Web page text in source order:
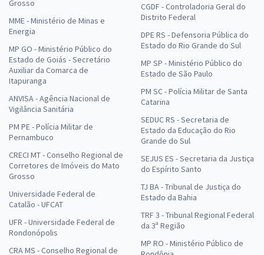
Grosso
MME - Ministério de Minas e
Energia
MP GO - Ministério Público do
Estado de Goiás - Secretário
Auxiliar da Comarca de
Itapuranga
ANVISA - Agência Nacional de
Vigilância Sanitária
PM PE - Polícia Militar de
Pernambuco
CRECI MT - Conselho Regional de
Corretores de Imóveis do Mato
Grosso
Universidade Federal de
Catalão - UFCAT
UFR - Universidade Federal de
Rondonópolis
CRA MS - Conselho Regional de
CGDF - Controladoria Geral do
Distrito Federal
DPE RS - Defensoria Pública do
Estado do Rio Grande do Sul
MP SP - Ministério Público do
Estado de São Paulo
PM SC - Polícia Militar de Santa
Catarina
SEDUC RS - Secretaria de
Estado da Educação do Rio
Grande do Sul
SEJUS ES - Secretaria da Justiça
do Espírito Santo
TJ BA - Tribunal de Justiça do
Estado da Bahia
TRF 3 - Tribunal Regional Federal
da 3ª Região
MP RO - Ministério Público de